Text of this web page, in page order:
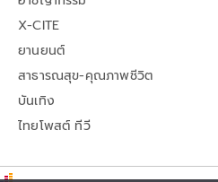
X-CITE
ยานยนต์
สาธารณสุข-คุณภาพชีวิต
บันเทิง
ไทยโพสต์ ทีวี